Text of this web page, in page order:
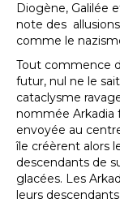
Diogène, Galilée
note des
comme le
Tout commence
futur, nul ne le
cataclysme
nommée Arkadia
envoyée au
île créèrent alors
descendants de
glacées. Les
leurs